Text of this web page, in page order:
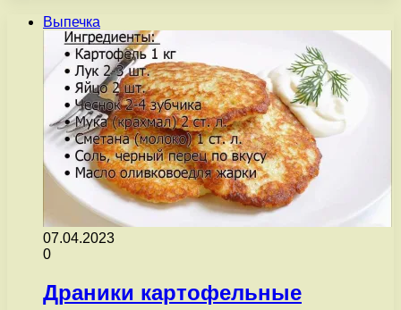
Выпечка
07.04.2023
0
Драники картофельные